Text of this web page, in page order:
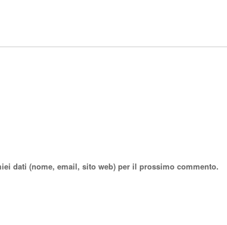
dati (nome, email, sito web) per il prossimo commento.